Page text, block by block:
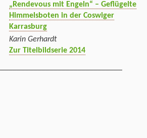
„Rendevous mit Engeln“ – Geflügelte
Himmelsboten in der Coswiger
Karrasburg
Karin Gerhardt
Zur Titelbildserie 2014